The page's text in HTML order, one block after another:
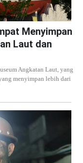
Menyimpan
Laut dan
Angkatan Laut, yang
menyimpan lebih dari